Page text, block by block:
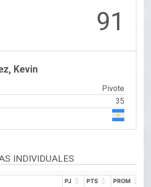
91
Kevin
Pivote
35
INDIVIDUALES
PJ PTS PROM